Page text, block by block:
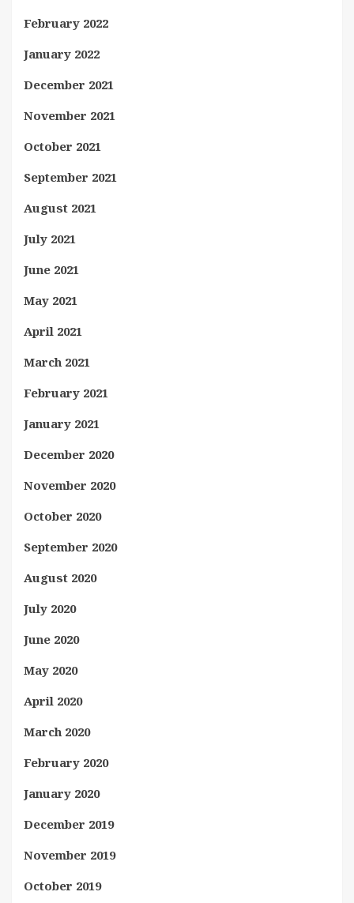
February 2022
January 2022
December 2021
November 2021
October 2021
September 2021
August 2021
July 2021
June 2021
May 2021
April 2021
March 2021
February 2021
January 2021
December 2020
November 2020
October 2020
September 2020
August 2020
July 2020
June 2020
May 2020
April 2020
March 2020
February 2020
January 2020
December 2019
November 2019
October 2019